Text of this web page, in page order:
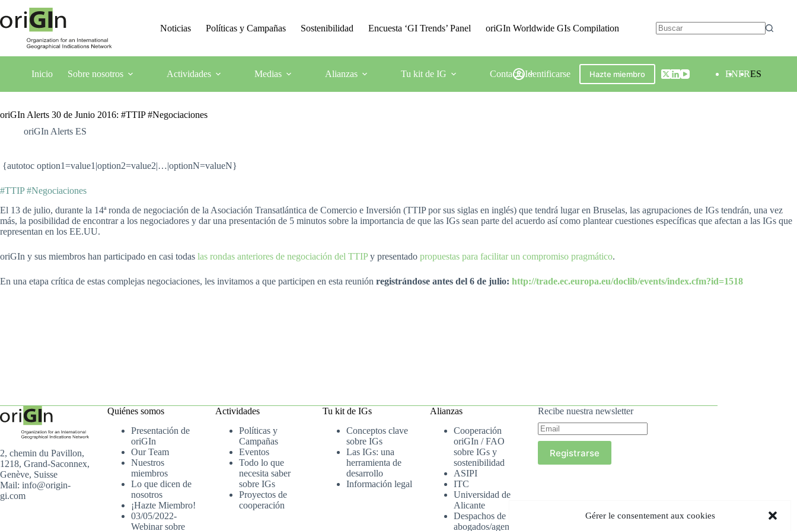
Gérer le consentement aux cookies
Noticias Políticas y Campañas Sostenibilidad Encuesta ‘GI Trends’ Panel oriGIn Worldwide GIs Compilation
Inicio Sobre nosotros Actividades Medias Alianzas Tu kit de IG ContactoIdentificarse Hazte miembro ENFRES
oriGIn Alerts 30 de Junio 2016: #TTIP #Negociaciones
oriGIn Alerts ES
{autotoc option1=value1|option2=value2|…|optionN=valueN}
#TTIP #Negociaciones
El 13 de julio, durante la 14ª ronda de negociación de la Asociación Transatlántica de Comercio e Inversión (TTIP por sus siglas en inglés) que tendrá lugar en Bruselas, las agrupaciones de IGs tendrán, una vez
más, la posibilidad de encontrar a los negociadores y dar una presentación de 5 minutos sobre la importancia de que las IGs sean parte del acuerdo así como plantear cuestiones específicas que afectan a las IGs que
representan en los EE.UU.
oriGIn y sus miembros han participado en casi todas las rondas anteriores de negociación del TTIPy presentado propuestas para facilitar un compromiso pragmático.
En una etapa crítica de estas complejas negociaciones, les invitamos a que participen en esta reunión registrándose antes del 6 de julio: http://trade.ec.europa.eu/doclib/events/index.cfm?id=1518
2, chemin du Pavillon,
1218, Grand-Saconnex,
Genève, Suisse
Mail: info@origin-
gi.com
Quiénes somos
Presentación de
oriGIn
Our Team
Nuestros
miembros
Lo que dicen de
nosotros
¡Hazte Miembro!
03/05/2022-
Webinar sobre
Actividades
Políticas y
Campañas
Eventos
Todo lo que
necesita saber
sobre IGs
Proyectos de
cooperación
Tu kit de IGs
Conceptos clave
sobre IGs
Las IGs: una
herramienta de
desarrollo
Información legal
Alianzas
Cooperación
oriGIn / FAO
sobre IGs y
sostenibilidad
ASIPI
ITC
Universidad de
Alicante
Despachos de
abogados/agenci
Recibe nuestra newsletter
Registrarse